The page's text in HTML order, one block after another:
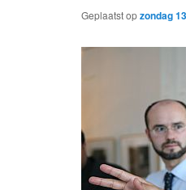
Geplaatst opzondag